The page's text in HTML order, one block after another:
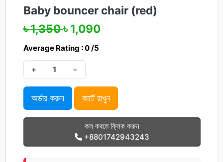
Baby bouncer chair (red)
৳ 1,350৳ 1,090
Average Rating : 0 /5
+ −
অর্ডার করুন কার্টে রাখুন
কল করতে ক্লিক করুন
+8801742943243